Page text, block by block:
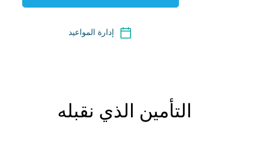
التأمين الذي نقبله